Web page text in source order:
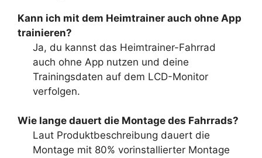
Kann ich mit dem Heimtrainer auch ohne App
trainieren?
Ja, du kannst das Heimtrainer-Fahrrad
auch ohne App nutzen und deine
Trainingsdaten auf dem LCD-Monitor
verfolgen.
Wie lange dauert die Montage des Fahrrads?
Laut Produktbeschreibung dauert die
Montage mit 80% vorinstallierter Montage